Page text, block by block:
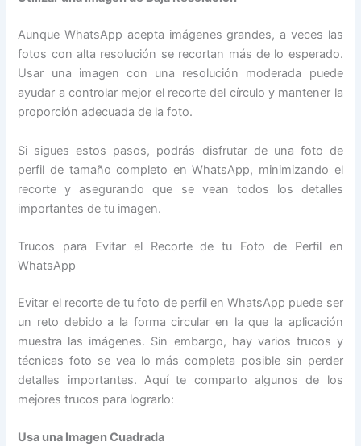
Aunque WhatsApp acepta imágenes grandes, a veces las
fotos con alta resolución se recortan más de lo esperado.
Usar una imagen con una resolución moderada puede
ayudar a controlar mejor el recorte del círculo y mantener la
proporción adecuada de la foto.
Si sigues estos pasos, podrás disfrutar de una foto de
perfil de tamaño completo en WhatsApp, minimizando el
recorte y asegurando que se vean todos los detalles
importantes de tu imagen.
Trucos para Evitar el Recorte de tu Foto de Perfil en
WhatsApp
Evitar el recorte de tu foto de perfil en WhatsApp puede ser
un reto debido a la forma circular en la que la aplicación
muestra las imágenes. Sin embargo, hay varios trucos y
técnicas foto se vea lo más completa posible sin perder
detalles importantes. Aquí te comparto algunos de los
mejores trucos para lograrlo:
Usa una Imagen Cuadrada